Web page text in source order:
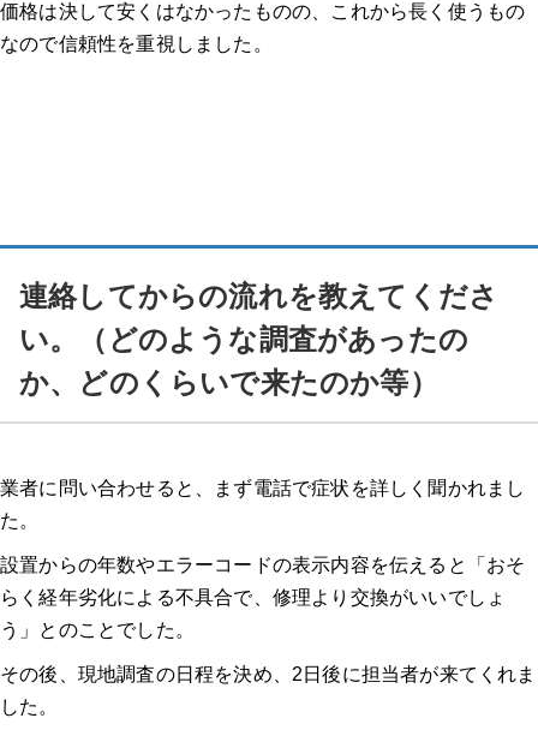
価格は決して安くはなかったものの、これから長く使うもの
なので信頼性を重視しました。
連絡してからの流れを教えてくださ
い。（どのような調査があったの
か、どのくらいで来たのか等）
業者に問い合わせると、まず電話で症状を詳しく聞かれまし
た。
設置からの年数やエラーコードの表示内容を伝えると「おそ
らく経年劣化による不具合で、修理より交換がいいでしょ
う」とのことでした。
その後、現地調査の日程を決め、2日後に担当者が来てくれま
した。